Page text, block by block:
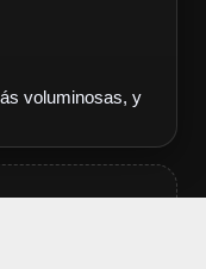
voluminosas, y